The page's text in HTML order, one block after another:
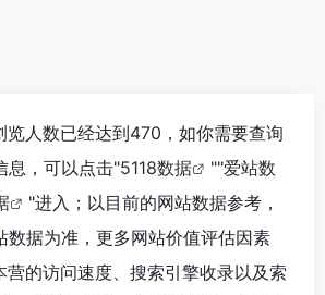
览人数已经达到470，如你需要查询
息，可以点击"5118数据 ""爱站数
"进入；以目前的网站数据参考，
数据为准，更多网站价值评估因素
的访问速度、搜索引擎收录以及索